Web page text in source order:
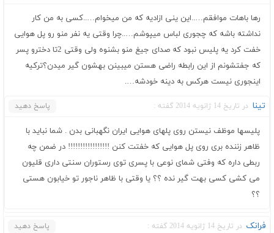
رها باهات موافقم…..این ینی ازادیه که من میخوام…..کسی به من کار
نداشته باشه که چجوری لباس میپوشم…..چرا وقتی یه نفر منو رو پل هوایی
خفت کرد یه پلیس نبود که صدای جیغ منو بشنوه ولی وقتی 2تا دخترو پسر
که جفتشونم از این رابطه راضی هستن میبینن بهشون گیر میدن؟ترکیه
اینجوری نیست هرکس به دینه خودشه….
تینا در تاریخ 14 ژانویه 2014 گفته : پاسخ دهید
پلیسها موظف نیستن روی پلهای هوایی ایران نگهبانی بدن . شما نباید با
ظاهر زننده بری روی پل هوایی که خفتت کنن !!!!!!!!!!!!!!!!! در ضمن چه
ربطی داره که وفتی شمای نوعی با پسری توی رستوران سنتی داری قلیون
می کشی کسی بهت گیر نده ؟؟ یا وقتی با ظاهر ناجور تو خیابون هستی
؟؟
فرانک در تاریخ 14 ژانویه 2014 گفته : پاسخ دهید